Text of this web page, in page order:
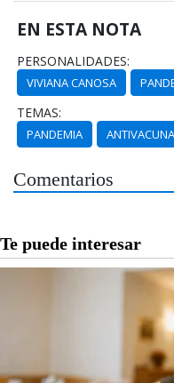
EN ESTA NOTA
PERSONALIDADES:
VIVIANA CANOSA
TEMAS:
PANDEMIA
Comentarios